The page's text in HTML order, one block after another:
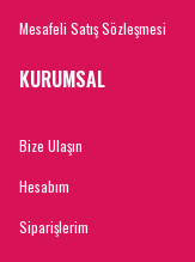
Mesafeli Satış Sözleşmesi
KURUMSAL
Bize Ulaşın
Hesabım
Siparişlerim